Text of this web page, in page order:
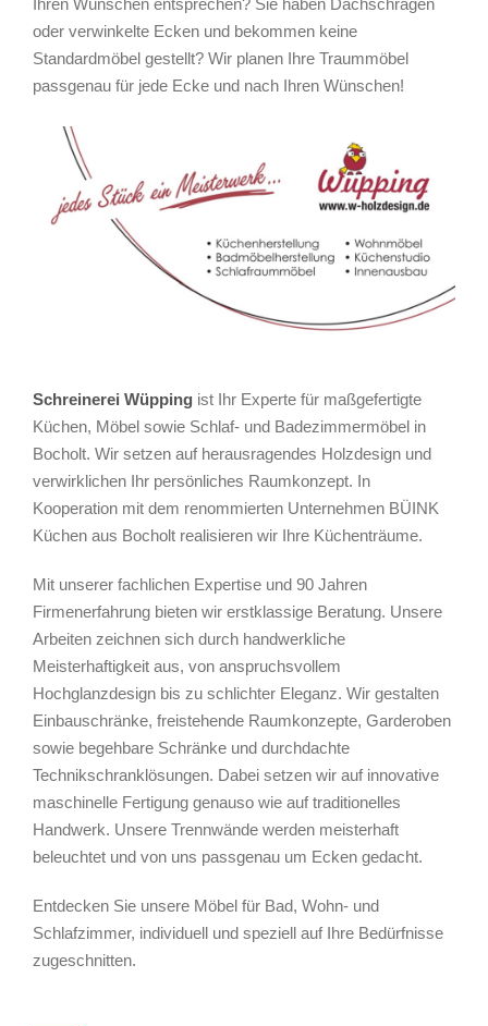
Ihren Wünschen entsprechen? Sie haben Dachschrägen
oder verwinkelte Ecken und bekommen keine
Standardmöbel gestellt? Wir planen Ihre Traummöbel
passgenau für jede Ecke und nach Ihren Wünschen!
Schreinerei Wüpping ist Ihr Experte für maßgefertigte
Küchen, Möbel sowie Schlaf- und Badezimmermöbel in
Bocholt. Wir setzen auf herausragendes Holzdesign und
verwirklichen Ihr persönliches Raumkonzept. In
Kooperation mit dem renommierten Unternehmen BÜINK
Küchen aus Bocholt realisieren wir Ihre Küchenträume.
Mit unserer fachlichen Expertise und 90 Jahren
Firmenerfahrung bieten wir erstklassige Beratung. Unsere
Arbeiten zeichnen sich durch handwerkliche
Meisterhaftigkeit aus, von anspruchsvollem
Hochglanzdesign bis zu schlichter Eleganz. Wir gestalten
Einbauschränke, freistehende Raumkonzepte, Garderoben
sowie begehbare Schränke und durchdachte
Technikschranklösungen. Dabei setzen wir auf innovative
maschinelle Fertigung genauso wie auf traditionelles
Handwerk. Unsere Trennwände werden meisterhaft
beleuchtet und von uns passgenau um Ecken gedacht.
Entdecken Sie unsere Möbel für Bad, Wohn- und
Schlafzimmer, individuell und speziell auf Ihre Bedürfnisse
zugeschnitten.